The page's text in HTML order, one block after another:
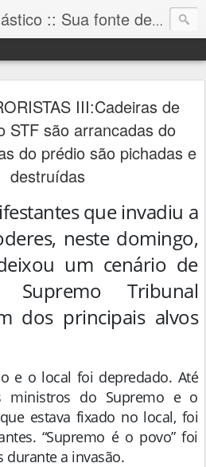
Blog do Prof. Escolástico :: Sua fonte de informação!
III:Cadeiras de
STF são arrancadas do
do prédio são pichadas e
destruídas
que invadiu a
neste domingo,
um cenário de
Tribunal
dos principais alvos
e o local foi depredado. Até
ministros do Supremo e o
estava fixado no local, foi
“Supremo é o povo” foi
durante a invasão.